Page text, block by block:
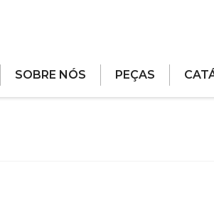
SOBRE NÓS PEÇAS